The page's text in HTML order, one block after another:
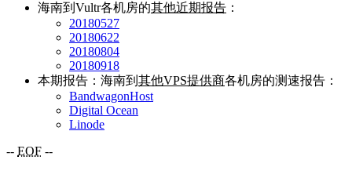
海南到Vultr各机房的其他近期报告 ：
20180527
20180622
20180804
20180918
本期报告：海南到 其他VPS提供商各机房的测速报告：
BandwagonHost
Digital Ocean
Linode
-- EOF --